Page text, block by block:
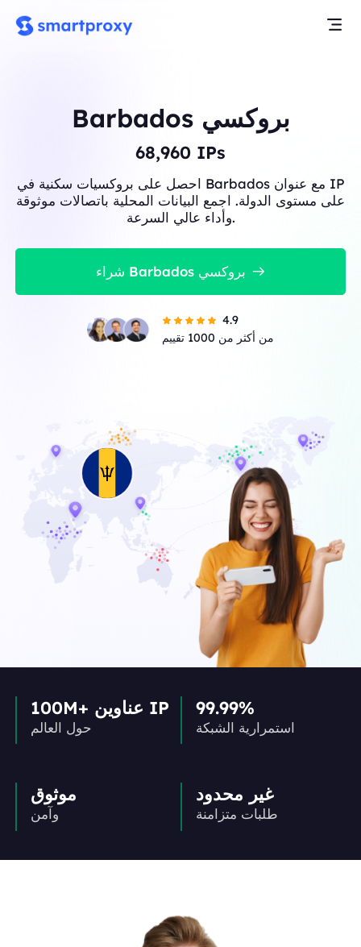
Barbados بروكسي
68,960 IPs
احصل على بروكسيات سكنية في Barbados مع عنوان IP
على مستوى الدولة. اجمع البيانات المحلية باتصالات موثوقة
وأداء عالي السرعة.
شراء Barbados بروكسي
4.9
من أكثر من 1000 تقييم
100M+ عناوين IP
حول العالم
99.99%
استمرارية الشبكة
موثوق
وآمن
غير محدود
طلبات متزامنة